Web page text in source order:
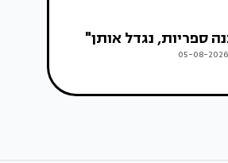
ספריות, נגדל אותן"
05-08-2026